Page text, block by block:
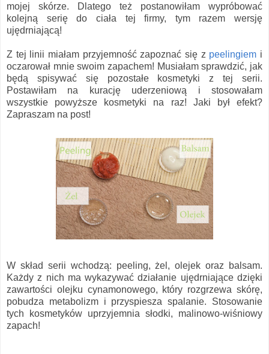
mojej skórze. Dlatego też postanowiłam wypróbować
kolejną serię do ciała tej firmy, tym razem wersję
ujędrniającą!
Z tej linii miałam przyjemność zapoznać się z peelingiem i
oczarował mnie swoim zapachem! Musiałam sprawdzić, jak
będą spisywać się pozostałe kosmetyki z tej serii.
Postawiłam na kurację uderzeniową i stosowałam
wszystkie powyższe kosmetyki na raz! Jaki był efekt?
Zapraszam na post!
W skład serii wchodzą: peeling, żel, olejek oraz balsam.
Każdy z nich ma wykazywać działanie ujędrniające dzięki
zawartości olejku cynamonowego, który rozgrzewa skórę,
pobudza metabolizm i przyspiesza spalanie. Stosowanie
tych kosmetyków uprzyjemnia słodki, malinowo-wiśniowy
zapach!